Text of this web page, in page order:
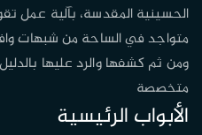
الحسينية المقدسة، بآلية عمل
متواجد في الساحة من شبهات
ومن ثم كشفها والرد عليها
متخصصة
الأبواب الرئيسية